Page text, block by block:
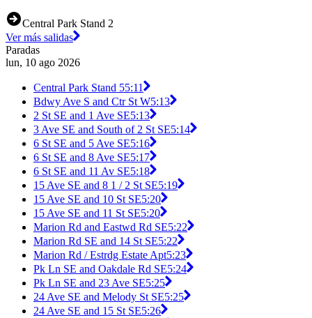
Central Park Stand 2
Ver más salidas
Paradas
lun, 10 ago 2026
Central Park Stand 55:11
Bdwy Ave S and Ctr St W5:13
2 St SE and 1 Ave SE5:13
3 Ave SE and South of 2 St SE5:14
6 St SE and 5 Ave SE5:16
6 St SE and 8 Ave SE5:17
6 St SE and 11 Av SE5:18
15 Ave SE and 8 1 / 2 St SE5:19
15 Ave SE and 10 St SE5:20
15 Ave SE and 11 St SE5:20
Marion Rd and Eastwd Rd SE5:22
Marion Rd SE and 14 St SE5:22
Marion Rd / Estrdg Estate Apt5:23
Pk Ln SE and Oakdale Rd SE5:24
Pk Ln SE and 23 Ave SE5:25
24 Ave SE and Melody St SE5:25
24 Ave SE and 15 St SE5:26